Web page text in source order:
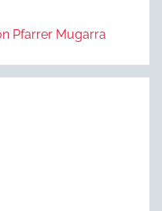
Pfarrer Mugarra